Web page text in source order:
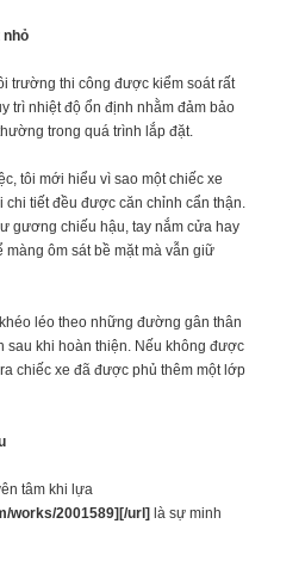
nhỏ
trường thi công được kiểm soát rất
trì nhiệt độ ổn định nhằm đảm bảo
trong quá trình lắp đặt.
tôi mới hiểu vì sao một chiếc xe
tiết đều được căn chỉnh cẩn thận.
gương chiếu hậu, tay nắm cửa hay
ôm sát bề mặt mà vẫn giữ
léo theo những đường gân thân
sau khi hoàn thiện. Nếu không được
chiếc xe đã được phủ thêm một lớp
tâm khi lựa
works/2001589][/url] là sự minh